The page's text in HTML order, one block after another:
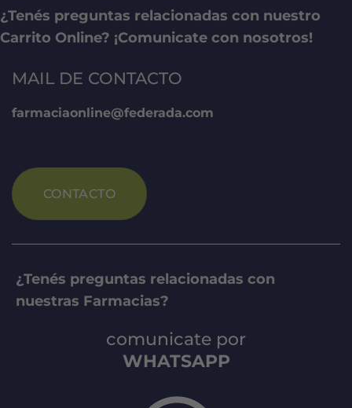
¿Tenés preguntas relacionadas con nuestro
Carrito Online? ¡Comunicate con nosotros!
MAIL DE CONTACTO
farmaciaonline@federada.com
CONTACTO
¿Tenés preguntas relacionadas con
nuestras Farmacias?
comunicate por
WHATSAPP